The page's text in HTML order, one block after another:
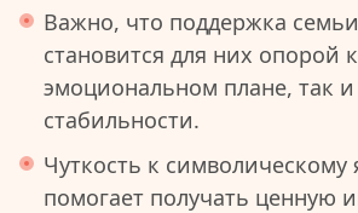
Важно, что поддержка
становится для них опорой
эмоциональном плане, так и
стабильности.
Чуткость к символическому
помогает получать ценную